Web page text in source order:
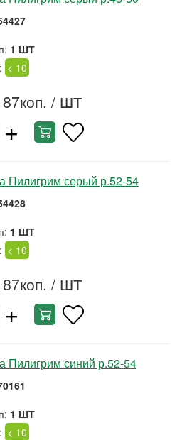
1 ШТ
< 10
/ ШТ
+
Пилигрим серый р.52-54
1 ШТ
< 10
/ ШТ
+
Пилигрим синий р.52-54
1 ШТ
< 10